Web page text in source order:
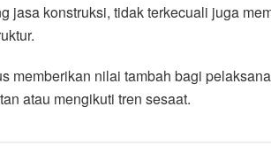
jasa konstruksi, tidak terkecuali juga
memberikan nilai tambah bagi
atau mengikuti tren sesaat.